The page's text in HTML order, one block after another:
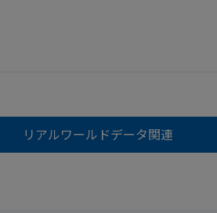
リアルワールドデータ関連